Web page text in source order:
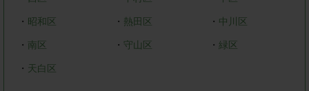
・ 昭和区 ・ 熱田区 ・ 中川区
・ 南区 ・ 守山区 ・ 緑区
・ 天白区